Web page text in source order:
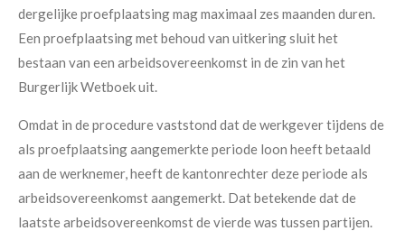
dergelijke proefplaatsing mag maximaal zes maanden duren.
Een proefplaatsing met behoud van uitkering sluit het
bestaan van een arbeidsovereenkomst in de zin van het
Burgerlijk Wetboek uit.
Omdat in de procedure vaststond dat de werkgever tijdens de
als proefplaatsing aangemerkte periode loon heeft betaald
aan de werknemer, heeft de kantonrechter deze periode als
arbeidsovereenkomst aangemerkt. Dat betekende dat de
laatste arbeidsovereenkomst de vierde was tussen partijen.